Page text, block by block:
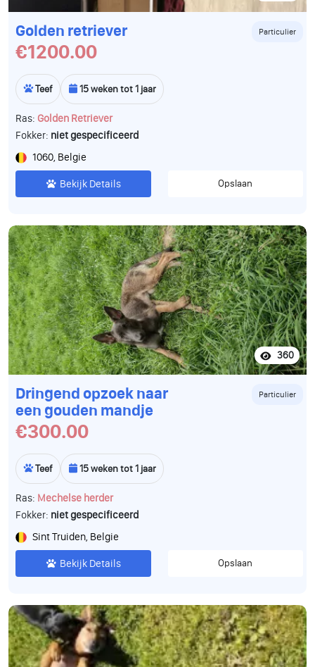
Golden retriever Particulier
€1200.00
Teef 15 weken tot 1 jaar
Ras: Golden Retriever
Fokker: niet gespecificeerd
1060, Belgie
Bekijk Details Opslaan
360
Dringend opzoek naar
een gouden mandje
Particulier
€300.00
Teef 15 weken tot 1 jaar
Ras: Mechelse herder
Fokker: niet gespecificeerd
Sint Truiden, Belgie
Bekijk Details Opslaan